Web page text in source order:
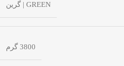
GREEN | گرین
3800 گرم